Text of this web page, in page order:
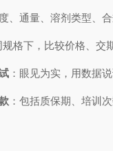
、通量、溶剂类型、
规格下，比较价格、交
：眼见为实，用数据说
：包括质保期、培训